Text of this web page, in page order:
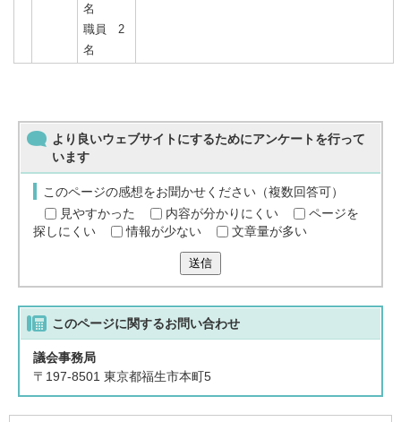
名
職員 2
名
より良いウェブサイトにするためにアンケートを行って
います
このページの感想をお聞かせください（複数回答可）
見やすかった
内容が分かりにくい
ページを
探しにくい
情報が少ない 文章量が多い
送信
このページに関するお問い合わせ
議会事務局
〒197-8501 東京都福生市本町5